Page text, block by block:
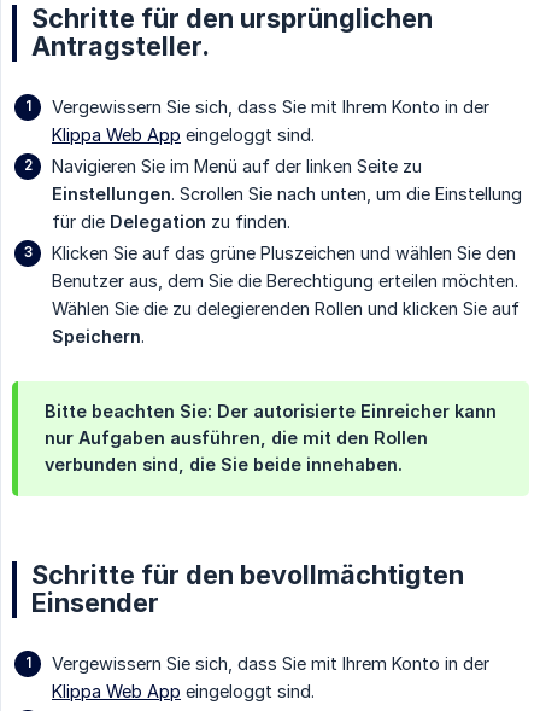
Schritte für den ursprünglichen
Antragsteller.
Vergewissern Sie sich, dass Sie mit Ihrem Konto in der
Klippa Web App eingeloggt sind.
Navigieren Sie im Menü auf der linken Seite zu
Einstellungen. Scrollen Sie nach unten, um die Einstellung
für die Delegation zu finden.
Klicken Sie auf das grüne Pluszeichen und wählen Sie den
Benutzer aus, dem Sie die Berechtigung erteilen möchten.
Wählen Sie die zu delegierenden Rollen und klicken Sie auf
Speichern.
Bitte beachten Sie: Der autorisierte Einreicher kann
nur Aufgaben ausführen, die mit den Rollen
verbunden sind, die Sie beide innehaben.
Schritte für den bevollmächtigten
Einsender
Vergewissern Sie sich, dass Sie mit Ihrem Konto in der
Klippa Web App eingeloggt sind.